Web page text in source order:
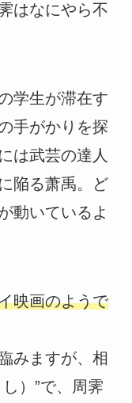
はなにやら不
学生が滞在す
手がかりを探
は武芸の達人
陥る萧禹。ど
動いているよ
映画のようで
みますが、相
）”で、周霁